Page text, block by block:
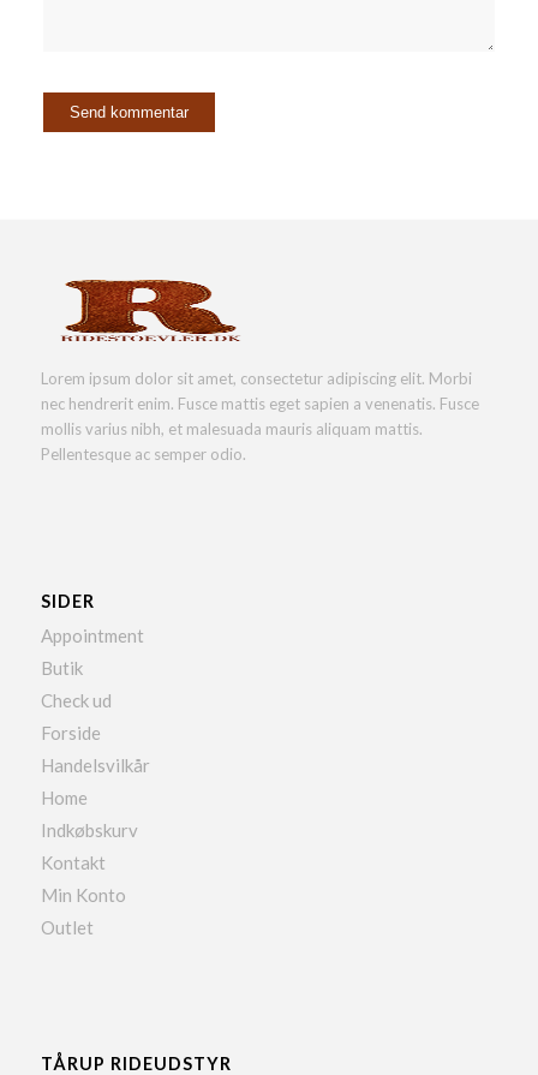
Lorem ipsum dolor sit amet, consectetur adipiscing elit. Morbi
nec hendrerit enim. Fusce mattis eget sapien a venenatis. Fusce
mollis varius nibh, et malesuada mauris aliquam mattis.
Pellentesque ac semper odio.
SIDER
Appointment
Butik
Check ud
Forside
Handelsvilkår
Home
Indkøbskurv
Kontakt
Min Konto
Outlet
TÅRUP RIDEUDSTYR